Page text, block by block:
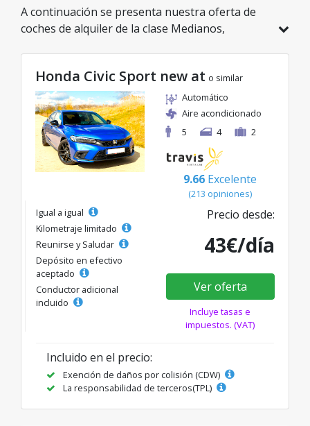
A continuación se presenta nuestra oferta de
coches de alquiler de la clase Medianos,
modelo ideal de la categoría seleccionada, con
tarifas excelentes desde solo 23€/día.
Honda Civic Sport new at o similar
Automático
Aire acondicionado
5
4 2
9.66 Excelente
(213 opiniones)
Igual a igual
Kilometraje limitado
Reunirse y Saludar
Depósito en efectivo
aceptado
Conductor adicional
incluido
Precio desde:
43€/día
Ver oferta
Incluye tasas e
impuestos. (VAT)
Incluido en el precio:
Exención de daños por colisión (CDW)
La responsabilidad de terceros(TPL)